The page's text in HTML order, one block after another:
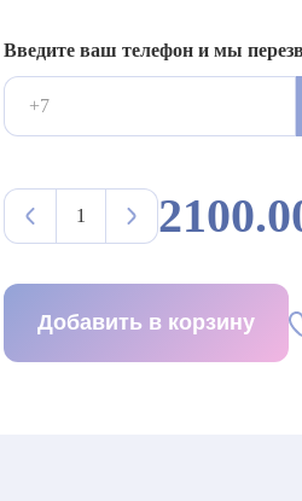
Введите ваш телефон и мы
Добавить в корзину